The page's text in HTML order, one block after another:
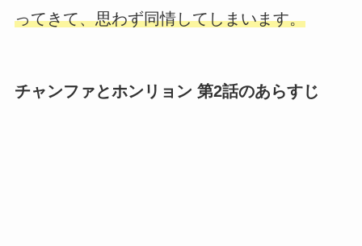
ってきて、思わず同情してしまいます。
チャンファとホンリョン 第2話のあらすじ